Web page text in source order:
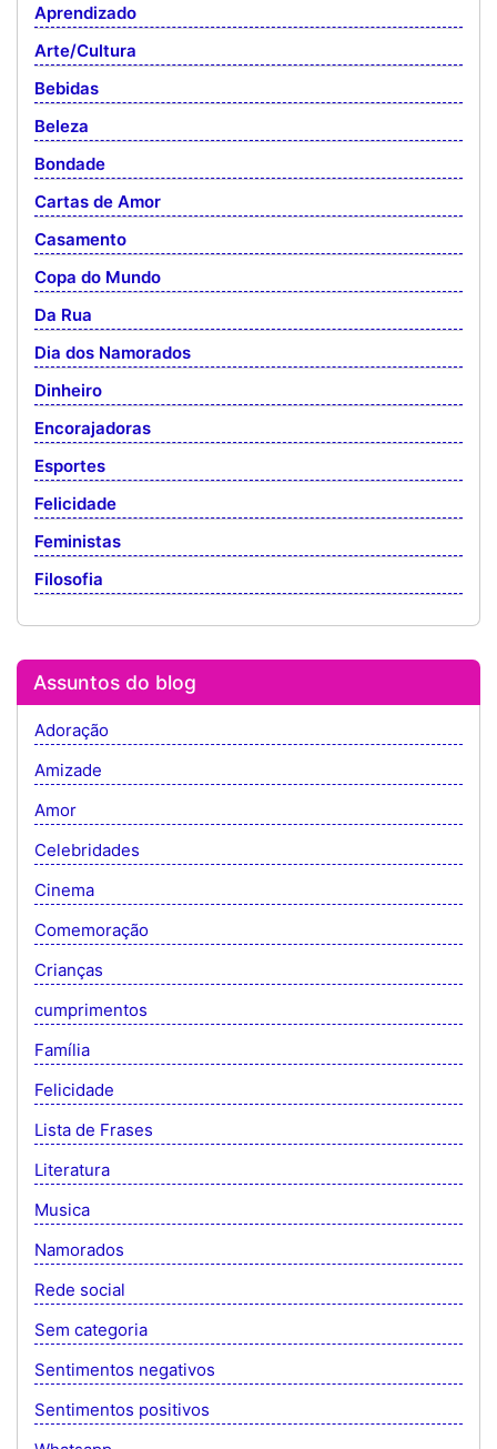
Aprendizado
Arte/Cultura
Bebidas
Beleza
Bondade
Cartas de Amor
Casamento
Copa do Mundo
Da Rua
Dia dos Namorados
Dinheiro
Encorajadoras
Esportes
Felicidade
Feministas
Filosofia
Assuntos do blog
Adoração
Amizade
Amor
Celebridades
Cinema
Comemoração
Crianças
cumprimentos
Família
Felicidade
Lista de Frases
Literatura
Musica
Namorados
Rede social
Sem categoria
Sentimentos negativos
Sentimentos positivos